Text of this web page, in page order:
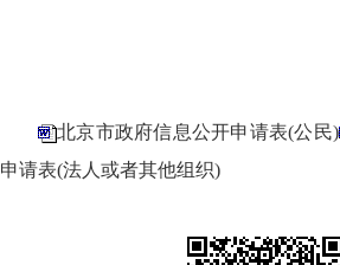
北京市政府信息公开申请表(公民)
申请表(法人或者其他组织)